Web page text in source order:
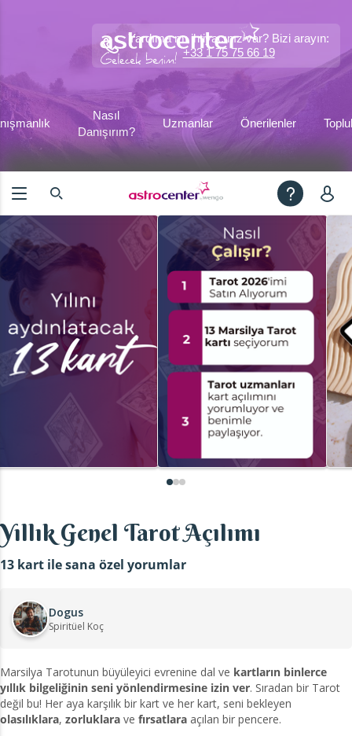
Yardıma mı ihtiyacınız var? Bizi arayın:
+33 1 75 75 66 19
Nasıl
Danışırım?
Uzmanlar Önerilenler
Yıllık Genel Tarot Açılımı
13 kart ile sana özel yorumlar
Dogus
Spiritüel Koç
Marsilya Tarotunun büyüleyici evrenine dal ve kartların binlerce
yıllık bilgeliğinin seni yönlendirmesine izin ver. Sıradan bir Tarot
değil bu! Her aya karşılık bir kart ve her kart, seni bekleyen
olasılıklara, zorluklara ve fırsatlara açılan bir pencere.